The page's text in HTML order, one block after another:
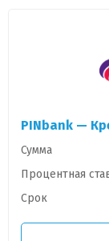
PINbank —
Сумма
Процентная
Срок